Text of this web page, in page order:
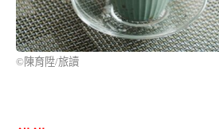
©陳育陞/旅讀